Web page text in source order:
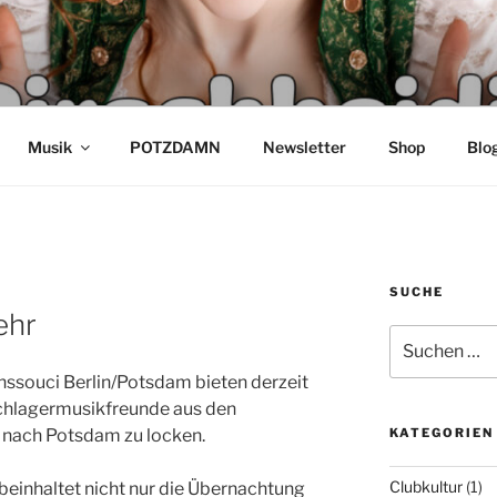
– SCHLAGER AUS
& TORSTEN
Musik POTZDAMN Newsletter Shop
Berlin/Potsdam bieten derzeit
aus den
Potsdam zu locken.
nicht nur die Übernachtung
SUCHE
nach:
KATEGORIEN
Clubkultur(1)